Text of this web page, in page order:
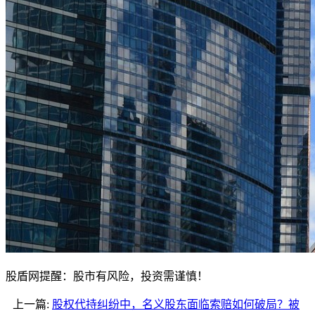
股盾网提醒：股市有风险，投资需谨慎！
上一篇: 股权代持纠纷中，名义股东面临索赔如何破局？被